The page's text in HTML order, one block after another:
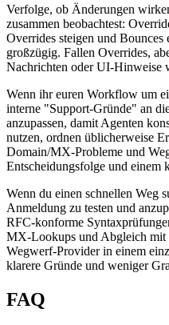
Verfolge, ob Änderungen
zusammen beobachtest:
Overrides steigen und
großzügig. Fallen Overrides,
Nachrichten oder UI‑Hinweise
Wenn ihr euren Workflow um
interne "Support‑Gründe" an
anzupassen, damit Agenten
nutzen, ordnen üblicherweise
Domain/MX‑Probleme und
Entscheidungsfolge und einem
Wenn du einen schnellen Weg
Anmeldung zu testen und
RFC‑konforme
MX‑Lookups und Abgleich mit
Wegwerf‑Provider in einem
klarere Gründe und weniger
FAQ